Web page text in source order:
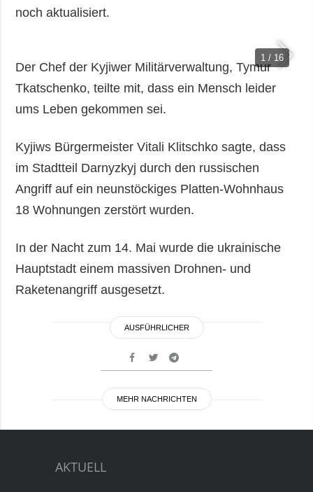
noch aktualisiert.
1 / 16
Der Chef der Kyjiwer Militärverwaltung, Tymur
Tkatschenko, teilte mit, dass ein Mensch leider
ums Leben gekommen sei.
Kyjiws Bürgermeister Vitali Klitschko sagte, dass
im Stadtteil Darnyzkyj durch den russischen
Angriff auf ein neunstöckiges Platten-Wohnhaus
18 Wohnungen zerstört wurden.
In der Nacht zum 14. Mai wurde die ukrainische
Hauptstadt einem massiven Drohnen- und
Raketenangriff ausgesetzt.
AUSFÜHRLICHER
MEHR NACHRICHTEN
AKTUELL